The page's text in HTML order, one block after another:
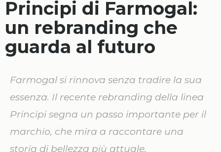
Principi di Farmogal:
un rebranding che
guarda al futuro
Farmogal si rinnova senza tradire la sua
essenza. Il recente rebranding della linea
Principi segna un passo importante per il
marchio, che mira a raccontare una
storia di bellezza più attuale,